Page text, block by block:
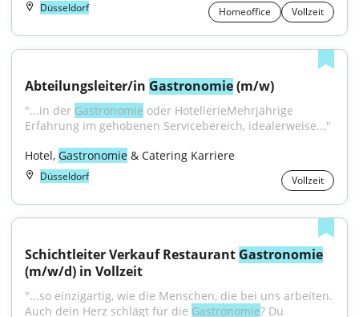
Düsseldorf Homeoffice Vollzeit
Abteilungsleiter/in Gastronomie (m/w)
"...in der Gastronomie oder HotellerieMehrjährige
Erfahrung im gehobenen Servicebereich, idealerweise..."
Hotel, Gastronomie & Catering Karriere
Düsseldorf Vollzeit
Schichtleiter Verkauf Restaurant Gastronomie
(m/w/d) in Vollzeit
"...so einzigartig, wie die Menschen, die bei uns arbeiten.
Auch dein Herz schlägt für die Gastronomie? Du